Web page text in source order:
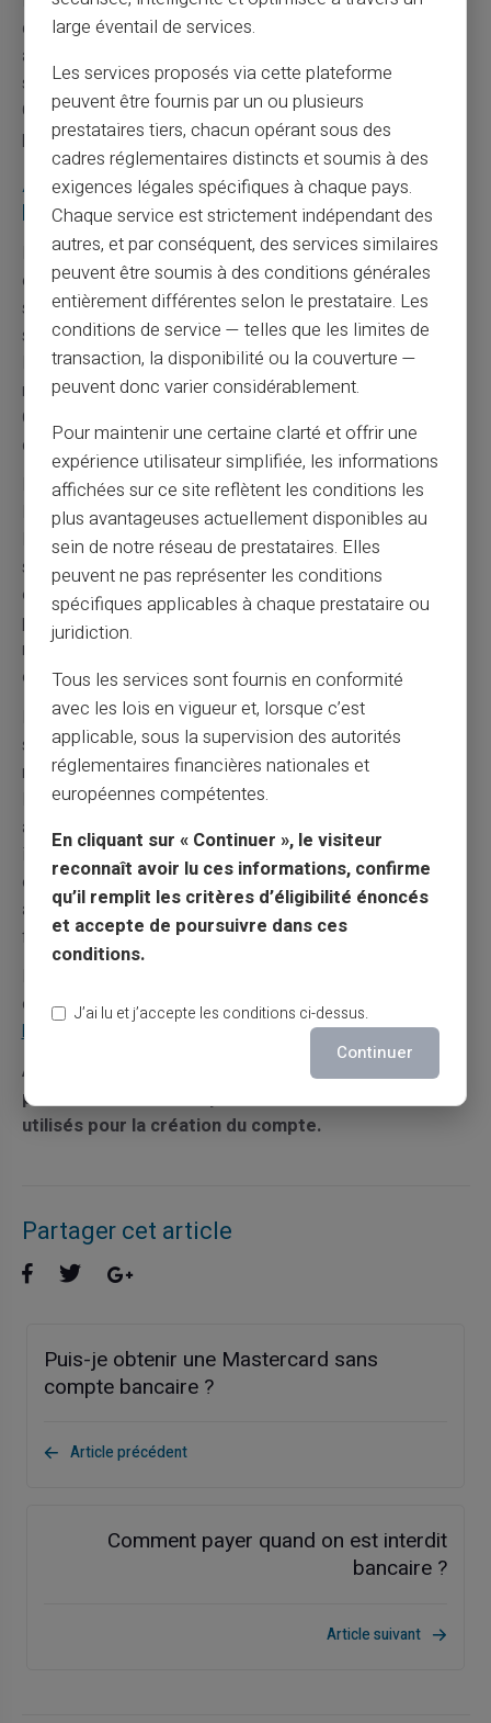
des tiers non autorisés. Le chiffrement des données
assure leur protection lors des échanges. Card Veritas
s'engage à respecter la vie privée de ses utilisateurs.
Cette protection contraste avec certaines pratiques de
partage de données bancaires.
Avantages spécifiques pour les non-
bancarisés
inclusion financièreconstitue l'objectif principal de
ces solutions alternatives. Les personnes exclues du
système bancaire traditionnel retrouvent un accès aux
services essentiels. Cette démocratisation favorise
l'intégration sociale et professionnelle. L'accès aux
moyens de paiement modernes devient un droit effectif.
Card Veritas participe activement à cette mission
d'inclusion financière.
simplicité administrativeréduit considérablement
les démarches pour accéder aux services financiers.
Plus besoin de négocier avec un banquier ou de justifier
sa situation. L'ouverture en ligne évite les déplacements
et les rendez-vous contraignants. Cette accessibilité
profite particulièrement aux personnes à mobilité
réduite. L'égalité de traitement garantit un accès
équitable pour tous.
autonomie financièreretrouvée améliore
significativement la qualité de vie. La possibilité de
recevoir un salaire et d'effectuer des paiements facilite
l'insertion professionnelle. Les démarches
administratives deviennent réalisables sans
intermédiaire. Cette indépendance renforce la confiance
en soi et les perspectives d'avenir. Card Veritas
accompagne cette reconquête de l'autonomie
financière.
consultez notre page dédiée :Carte sans compte
bancaire.
Attention: le pays du RIB peut varier en fonction du
profil client et/ou des prestataires intermédiaires
utilisés pour la création du compte.
Partager cet article
Puis-je obtenir une Mastercard sans
compte bancaire ?
Article précédent
Comment payer quand on est interdit
bancaire ?
Article suivant
large éventail de services.
Les services proposés via cette plateforme
peuvent être fournis par un ou plusieurs
prestataires tiers, chacun opérant sous des
cadres réglementaires distincts et soumis à des
exigences légales spécifiques à chaque pays.
Chaque service est strictement indépendant des
autres, et par conséquent, des services similaires
peuvent être soumis à des conditions générales
entièrement différentes selon le prestataire. Les
conditions de service — telles que les limites de
transaction, la disponibilité ou la couverture —
peuvent donc varier considérablement.
Pour maintenir une certaine clarté et offrir une
expérience utilisateur simplifiée, les informations
affichées sur ce site reflètent les conditions les
plus avantageuses actuellement disponibles au
sein de notre réseau de prestataires. Elles
peuvent ne pas représenter les conditions
spécifiques applicables à chaque prestataire ou
juridiction.
Tous les services sont fournis en conformité
avec les lois en vigueur et, lorsque c’est
applicable, sous la supervision des autorités
réglementaires financières nationales et
européennes compétentes.
En cliquant sur « Continuer », le visiteur
reconnaît avoir lu ces informations, confirme
qu’il remplit les critères d’éligibilité énoncés
et accepte de poursuivre dans ces
conditions.
J’ai lu et j’accepte les conditions ci-dessus.
Continuer